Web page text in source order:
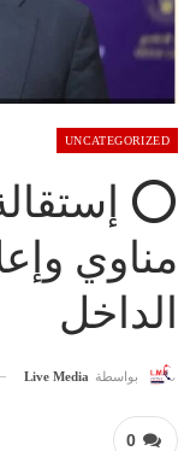
UNCATEGORIZED
⭕
مناوي
الداخل
بواسطة Live Media
0